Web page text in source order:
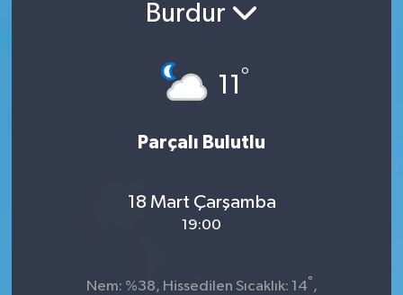
Burdur
11 °
Parçalı Bulutlu
18 Mart Çarşamba
19:00
Nem: %38, Hissedilen Sıcaklık: 14° ,